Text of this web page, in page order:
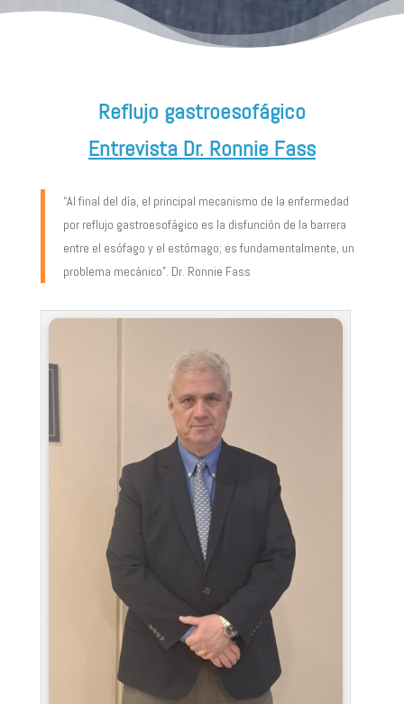
Reflujo gastroesofágico
Entrevista Dr. Ronnie Fass
“Al final del día, el principal mecanismo de la enfermedad
por reflujo gastroesofágico es la disfunción de la barrera
entre el esófago y el estómago; es fundamentalmente, un
problema mecánico”. Dr. Ronnie Fass